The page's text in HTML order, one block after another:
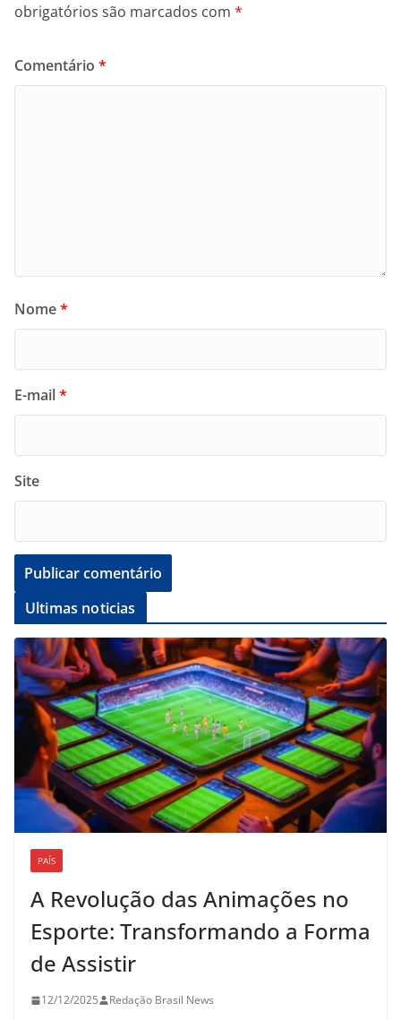
obrigatórios são marcados com *
Comentário *
Nome*
E-mail*
Site
Ultimas noticias
PAÍS
A Revolução das Animações no
Esporte: Transformando a Forma
de Assistir
12/12/2025 Redação Brasil News